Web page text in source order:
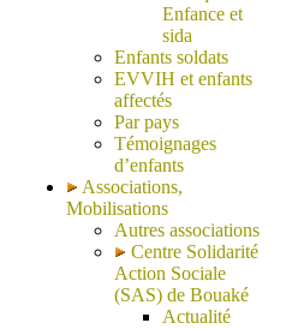
Enfance et
sida
Enfants soldats
EVVIH et enfants
affectés
Par pays
Témoignages
d’enfants
Associations,
Mobilisations
Autres associations
Centre Solidarité
Action Sociale
(SAS) de Bouaké
Actualité